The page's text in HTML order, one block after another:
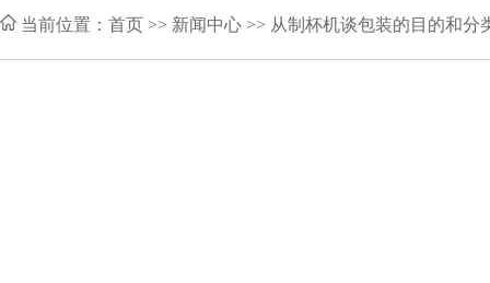
当前位置： 首页 >> 新闻中心 >> 从制杯机谈包装的目的和分